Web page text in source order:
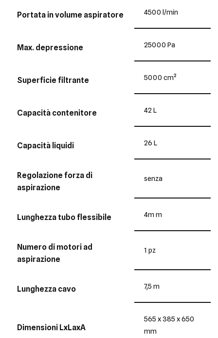
Portata in volume aspiratore 4500 l/min
Max. depressione 25000 Pa
Superficie filtrante 5000 cm²
Capacità contenitore 42 L
Capacità liquidi 26 L
Regolazione forza di
aspirazione
senza
Lunghezza tubo flessibile 4m m
Numero di motori ad
aspirazione
1 pz
Lunghezza cavo 7,5 m
Dimensioni LxLaxA
565 x 385 x 650
mm